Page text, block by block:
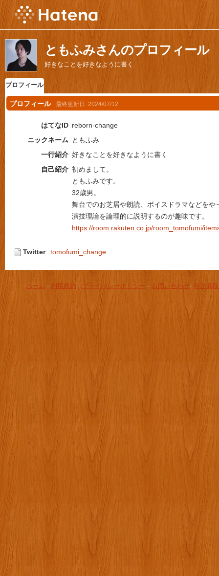
ともふみさんのプロフィール
好きなことを好きなように書く
プロフィール
プロフィール 最終更新日: 2024/07/12
はてなID reborn-change
ニックネーム ともふみ
一行紹介 好きなことを好きなように書く
自己紹介 初めまして。
ともふみです。
32歳男。
舞台でのお芝居や朗読、ボイスドラマなどをや
演技理論を論理的に説明するのが趣味です。
https://room.rakuten.co.jp/room_tomofumi/
Twitter tomofumi_change
ホーム - 利用規約 -プライバシーポリシー - お問い合わせ- 特定商